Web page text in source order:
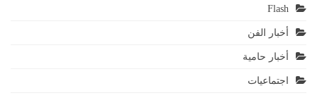
Flash
أخبار الفن
أخبار حامية
اجتماعيات